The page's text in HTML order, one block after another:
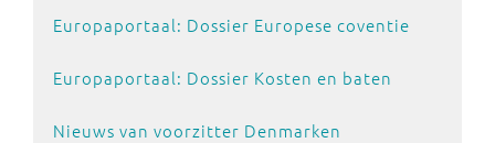
Europaportaal: Dossier Europese coventie
Europaportaal: Dossier Kosten en baten
Nieuws van voorzitter Denmarken